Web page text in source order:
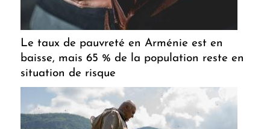
Le taux de pauvreté en Arménie est en
baisse, mais 65 % de la population reste en
situation de risque